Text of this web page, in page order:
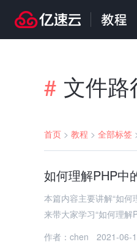
# 文件路
首页 > 教程 > 全部标签
如何理解PHP中
本篇内容主要讲解“如
来带大家学习“如何理
作者：chen
2021-06-